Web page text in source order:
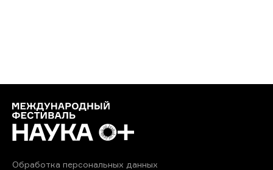
Обработка персональных данных